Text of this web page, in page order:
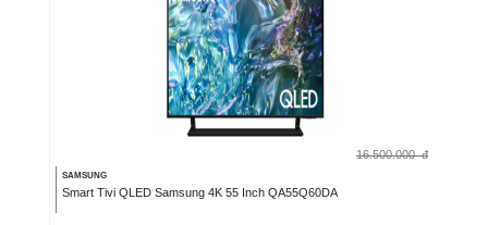
16.500.000 đ
SAMSUNG
Smart Tivi QLED Samsung 4K 55 Inch QA55Q60DA